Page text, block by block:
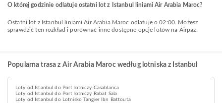
O której godzinie odlatuje ostatni lot z Istanbul liniami Air Arabia Maroc?
Ostatni lot z Istanbul liniami Air Arabia Maroc odlatuje o 02:00. Możesz
sprawdzić ten rozkład i porównać inne dostępne opcje lotów na Airpaz.
Popularna trasa z Air Arabia Maroc według lotniska z Istanbul
Loty od Istanbul do Port lotniczy Casablanca
Loty od Istanbul do Port lotniczy Rabat Sala
Loty od Istanbul do Lotnisko Tangier Ibn Battouta